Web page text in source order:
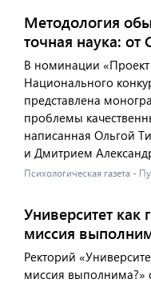
Методология
точная наука:
В номинации «Проект
Национального
представлена
проблемы
написанная Ольгой
и Дмитрием
Психологическая газета -
Университет как
миссия
Ректорий
миссия выполнима?»